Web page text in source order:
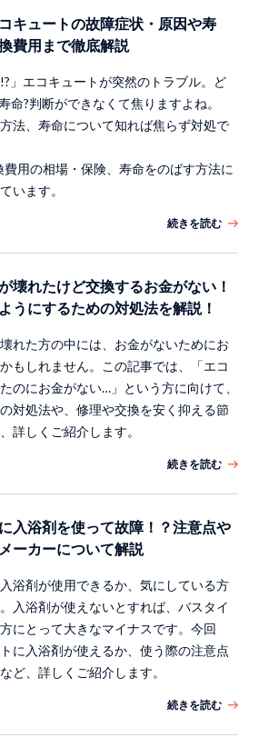
キュートの故障症状・原因や寿
費用まで徹底解説
!?」エコキュートが突然のトラブル。ど
命?判断ができなくて焦りますよね。
法、寿命について知れば焦らず対処で
用の相場・保険、寿命をのばす方法に
います。
続きを読む
壊れたけど交換するお金がない！
うにするための対処法を解説！
れた方の中には、お金がないためにお
もしれません。この記事では、「エコ
のにお金がない…」という方に向けて、
対処法や、修理や交換を安く抑える節
詳しくご紹介します。
続きを読む
入浴剤を使って故障！？注意点や
ーカーについて解説
浴剤が使用できるか、気にしている方
入浴剤が使えないとすれば、バスタイ
にとって大きなマイナスです。今回
に入浴剤が使えるか、使う際の注意点
ど、詳しくご紹介します。
続きを読む